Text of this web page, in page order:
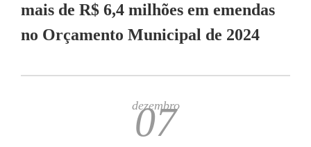
mais de R$ 6,4 milhões em emendas
no Orçamento Municipal de 2024
dezembro
07